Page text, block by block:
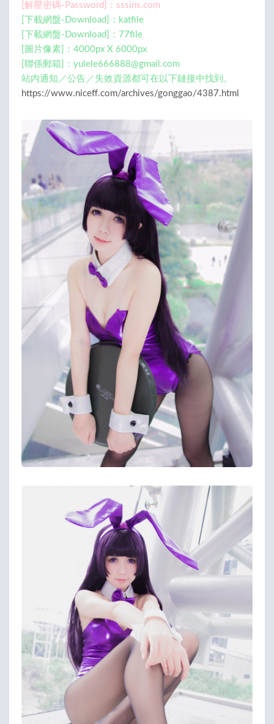
[解壓密碼-Password]：sssins.com
[下載網盤-Download]：katfile
[下載網盤-Download]：77file
[圖片像素]：4000px X 6000px
[聯係郵箱]： yulele666888@gmail.com
站内通知／公告／失效資源都可在以下鏈接中找到。
https://www.niceff.com/archives/gonggao/4387.html